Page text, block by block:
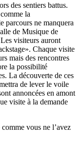
des sentiers battus.
la
parcours ne manquera
de Musique de
visiteurs auront
Chaque visite
mais des rencontres
la possibilité
La découverte de ces
de lever le voile
annoncées en amont
visite à la demande
vous ne l’avez